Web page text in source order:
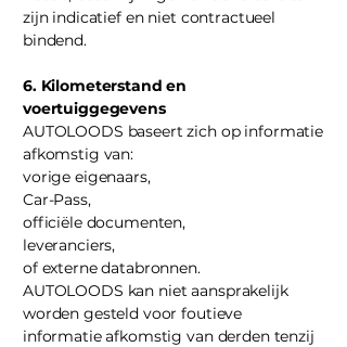
zijn indicatief en niet contractueel
bindend.
6. Kilometerstand en
voertuiggegevens
AUTOLOODS baseert zich op informatie
afkomstig van:
vorige eigenaars,
Car-Pass,
officiële documenten,
leveranciers,
of externe databronnen.
AUTOLOODS kan niet aansprakelijk
worden gesteld voor foutieve
informatie afkomstig van derden tenzij